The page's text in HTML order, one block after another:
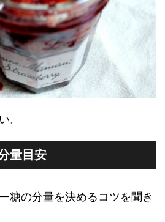
。
量目安
糖の分量を決めるコツを聞き